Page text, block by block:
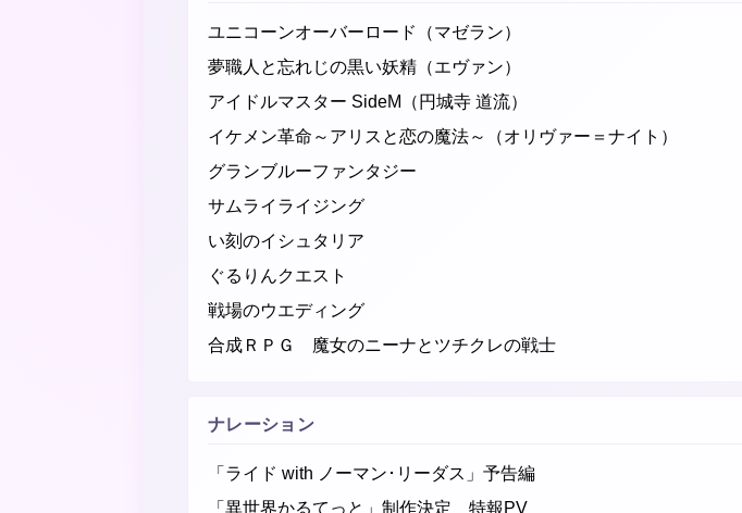
ユニコーンオーバーロード（マゼラン）
夢職人と忘れじの黒い妖精（エヴァン）
アイドルマスター SideM（円城寺 道流）
イケメン革命～アリスと恋の魔法～（オリヴァー＝ナイト）
グランブルーファンタジー
サムライライジング
い刻のイシュタリア
ぐるりんクエスト
戦場のウエディング
合成ＲＰＧ 魔女のニーナとツチクレの戦士
ナレーション
「ライド with ノーマン･リーダス」予告編
「異世界かるてっと」制作決定 特報PV